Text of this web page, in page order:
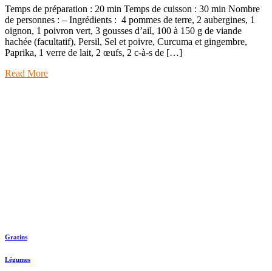
Temps de préparation : 20 min Temps de cuisson : 30 min Nombre
de personnes : – Ingrédients : 4 pommes de terre, 2 aubergines, 1
oignon, 1 poivron vert, 3 gousses d’ail, 100 à 150 g de viande
hachée (facultatif), Persil, Sel et poivre, Curcuma et gingembre,
Paprika, 1 verre de lait, 2 œufs, 2 c-à-s de […]
Read More
Gratins
Légumes